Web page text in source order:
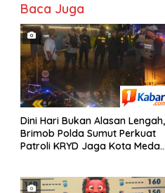
Baca Juga
Dini Hari Bukan Alasan Lengah,
Brimob Polda Sumut Perkuat
Patroli KRYD Jaga Kota Medan